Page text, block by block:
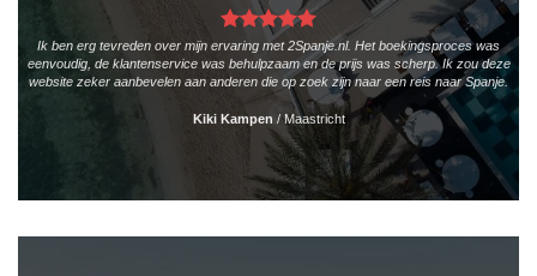
Ik ben erg tevreden over mijn ervaring met 2Spanje.nl. Het boekingsproces was
eenvoudig, de klantenservice was behulpzaam en de prijs was scherp. Ik zou deze
website zeker aanbevelen aan anderen die op zoek zijn naar een reis naar Spanje.
Kiki Kampen /Maastricht